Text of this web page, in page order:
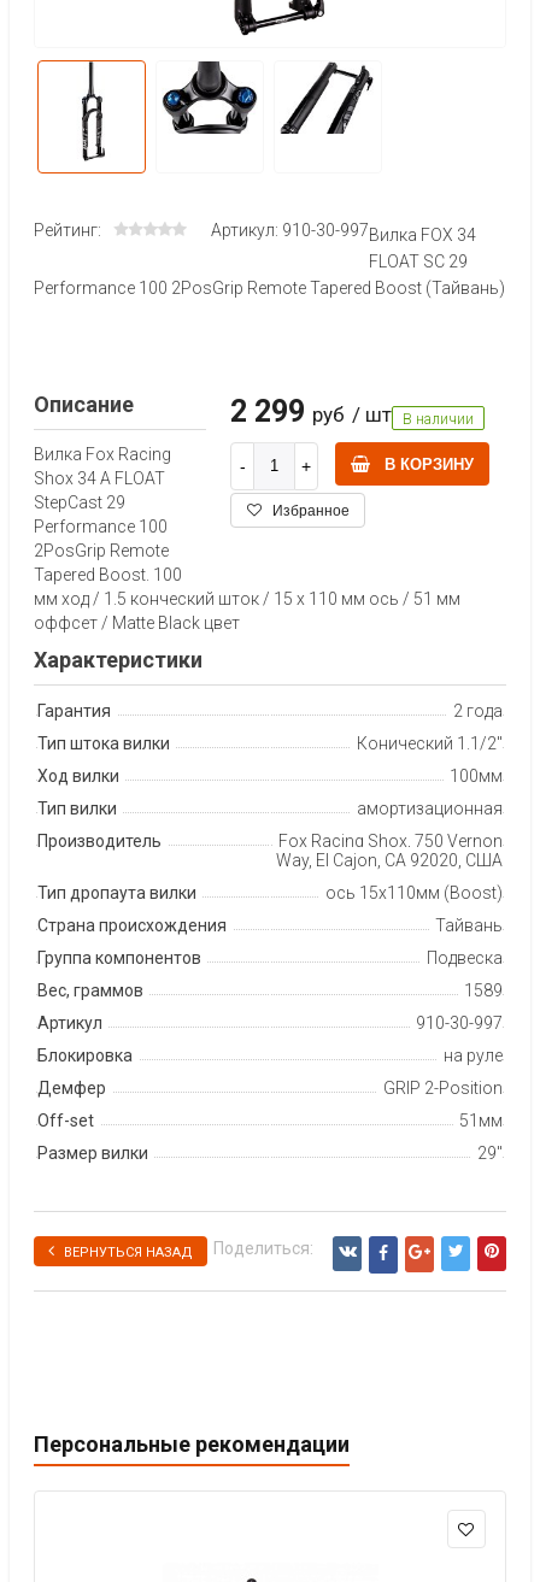
Рейтинг: Артикул: 910-30-997Вилка FOX 34
FLOAT SC 29
Performance 100 2PosGrip Remote Tapered Boost (Тайвань)
2 299 руб / шт В наличии
В КОРЗИНУ
Избранное
Описание
Вилка Fox Racing
Shox 34 A FLOAT
StepCast 29
Performance 100
2PosGrip Remote
Tapered Boost. 100
мм ход / 1.5 конческий шток / 15 x 110 мм ось / 51 мм
оффсет / Matte Black цвет
Характеристики
Гарантия
2 года
Тип штока вилки
Конический 1.1/2"
Ход вилки
100мм
Тип вилки
амортизационная
Производитель
Fox Racing Shox, 750 Vernon
Way, El Cajon, CA 92020, США
Тип дропаута вилки
ось 15x110мм (Boost)
Страна происхождения
Тайвань
Группа компонентов
Подвеска
Вес, граммов
1589
Артикул
910-30-997
Блокировка
на руле
Демфер
GRIP 2-Position
Off-set
51мм
Размер вилки
29"
ВЕРНУТЬСЯ НАЗАД Поделиться:
Персональные рекомендации